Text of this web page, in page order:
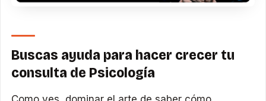
Buscas ayuda para hacer crecer tu
consulta de Psicología